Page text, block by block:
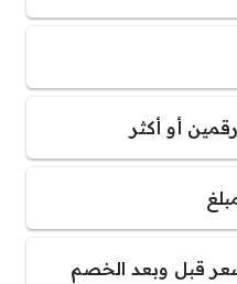
أو أكثر
قبل وبعد الخصم